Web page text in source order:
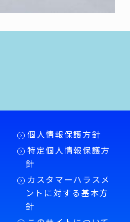
個人情報保護方針
特定個人情報保護方
針
カスタマーハラスメ
ントに対する基本方
針